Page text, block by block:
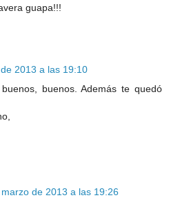
guapa!!!
2013 a las 19:10
buenos. Además te quedó
de 2013 a las 19:26